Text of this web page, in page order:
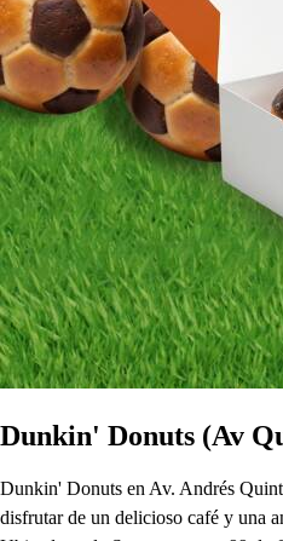
Dunkin' Donuts (Av
Dunkin' Donuts en Av. Andrés
disfrutar de un delicioso café y una